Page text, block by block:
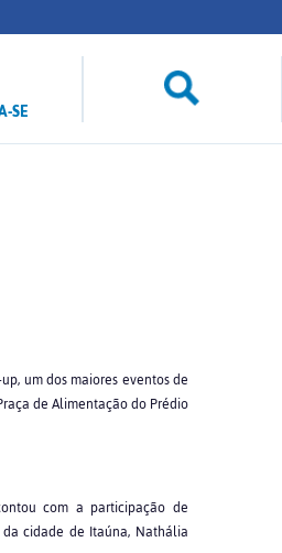
SE
um dos maiores eventos de
de Alimentação do Prédio
com a participação de
cidade de Itaúna, Nathália